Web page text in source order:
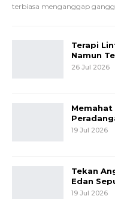
terbiasa menganggap
Terapi
Namun
26 Jul 2026
Memahat
19 Jul 2026
Tekan
Edan
19 Jul 2026